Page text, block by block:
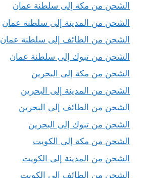
الشحن من مكة إلى سلطنة عمان
الشحن من المدينة إلى سلطنة عمان
الشحن من الطائف إلى سلطنة عمان
الشحن من تبوك إلى سلطنة عمان
الشحن من مكة إلى البحرين
الشحن من المدينة إلى البحرين
الشحن من الطائف إلى البحرين
الشحن من تبوك إلى البحرين
الشحن من مكة إلى الكويت
الشحن من المدينة إلى الكويت
الشحن من الطائف إلى الكويت